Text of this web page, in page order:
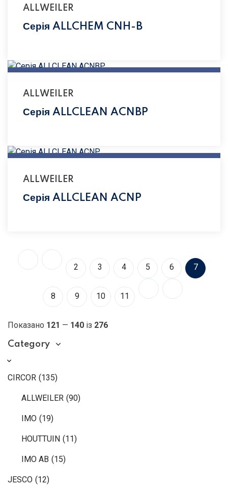
ALLWEILER
Серія ALLCHEM CNH-B
ALLWEILER
Серія ALLCLEAN ACNBP
ALLWEILER
Серія ALLCLEAN ACNP
2 3 4 5 6 7
8 9 10 11
Показано 121 — 140 із 276
Category
CIRCOR (135)
ALLWEILER (90)
IMO (19)
HOUTTUIN (11)
IMO AB (15)
JESCO (12)